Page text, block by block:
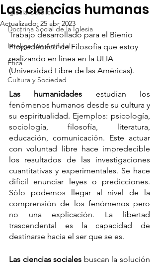
Iglesia Católica
Doctrina Social de la Iglesia
Inteligencia Artificial
Ética
Cultura y Sociedad
Las ciencias humanas
Actualizado: 25 abr 2023
Trabajo desarrollado para el Bienio
Propedéutico de Filosofía que estoy
realizando en línea en la ULIA
(Universidad Libre de las Américas).
Las humanidades estudian los
fenómenos humanos desde su cultura y
su espiritualidad. Ejemplos: psicología,
sociología, filosofía, literatura,
educación, comunicación. Este actuar
con voluntad libre hace impredecible
los resultados de las investigaciones
cuantitativas y experimentales. Se hace
difícil enunciar leyes o predicciones.
Sólo podemos llegar al nivel de la
comprensión de los fenómenos pero
no una explicación. La libertad
trascendental es la capacidad de
destinarse hacia el ser que se es.
Las ciencias sociales buscan la solución